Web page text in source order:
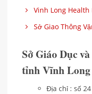
Vinh Long
Sở Giao Thông
Sở Giáo Dục
tỉnh Vĩnh Long
Địa chỉ : số